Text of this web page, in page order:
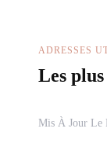
ADRESSES
Les
Mis À Jour Le